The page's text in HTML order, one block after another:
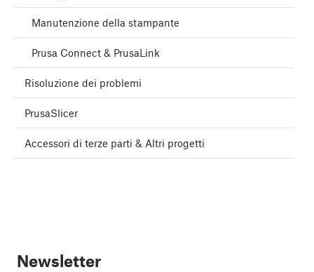
Manutenzione della stampante
Prusa Connect & PrusaLink
Risoluzione dei problemi
PrusaSlicer
Accessori di terze parti & Altri progetti
Newsletter